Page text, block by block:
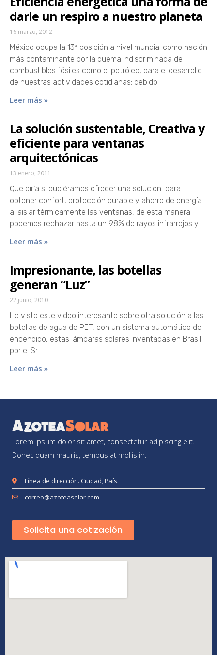
darle un respiro a nuestro planeta
16 marzo, 2012
México ocupa la 13ª posición a nivel mundial como nación
más contaminante por la quema indiscriminada de
combustibles fósiles como el petróleo, para el desarrollo
de nuestras actividades cotidianas; debido
Leer más »
La solución sustentable, Creativa y
eficiente para ventanas
arquitectónicas
13 enero, 2011
Que diría si pudiéramos ofrecer una solución para
obtener confort, protección durable y ahorro de energía
al aislar térmicamente las ventanas, de esta manera
podemos rechazar hasta un 98% de rayos infrarrojos y
Leer más »
Impresionante, las botellas
generan “Luz”
22 junio, 2010
He visto este video interesante sobre otra solución a las
botellas de agua de PET, con un sistema automático de
encendido, estas lámparas solares inventadas en Brasil
por el Sr.
Leer más »
Lorem ipsum dolor sit amet, consectetur adipiscing elit.
Donec quam mauris, tempus at mollis in.
Línea de dirección. Ciudad, País.
correo@azoteasolar.com
Solicita una cotización